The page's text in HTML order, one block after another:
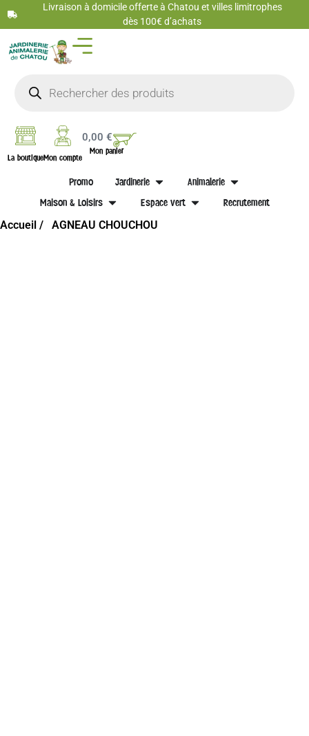
Livraison à domicile offerte à Chatou et villes limitrophes
dès 100€ d’achats
La boutiqueMon compte
0,00€
Mon panier
Promo Jardinerie
Animalerie
Maison & Loisirs
Espace vert Recrutement
Accueil / AGNEAU CHOUCHOU